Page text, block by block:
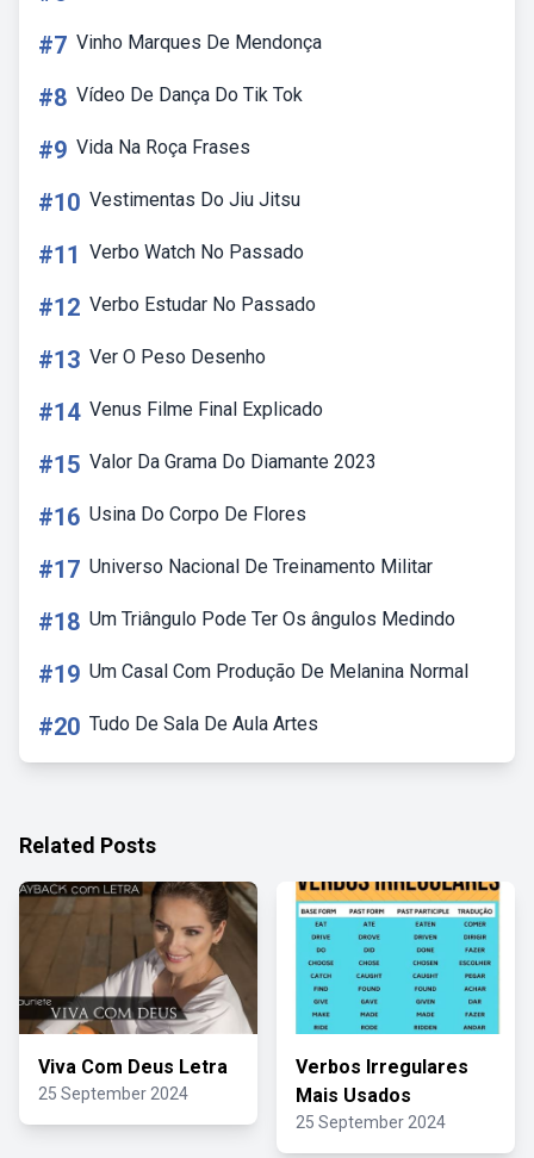
#7 Vinho Marques De Mendonça
#8 Vídeo De Dança Do Tik Tok
#9 Vida Na Roça Frases
#10 Vestimentas Do Jiu Jitsu
#11 Verbo Watch No Passado
#12 Verbo Estudar No Passado
#13 Ver O Peso Desenho
#14 Venus Filme Final Explicado
#15 Valor Da Grama Do Diamante 2023
#16 Usina Do Corpo De Flores
#17 Universo Nacional De Treinamento Militar
#18 Um Triângulo Pode Ter Os ângulos Medindo
#19 Um Casal Com Produção De Melanina Normal
#20 Tudo De Sala De Aula Artes
Related Posts
Viva Com Deus Letra
25 September 2024
Verbos Irregulares
Mais Usados
25 September 2024